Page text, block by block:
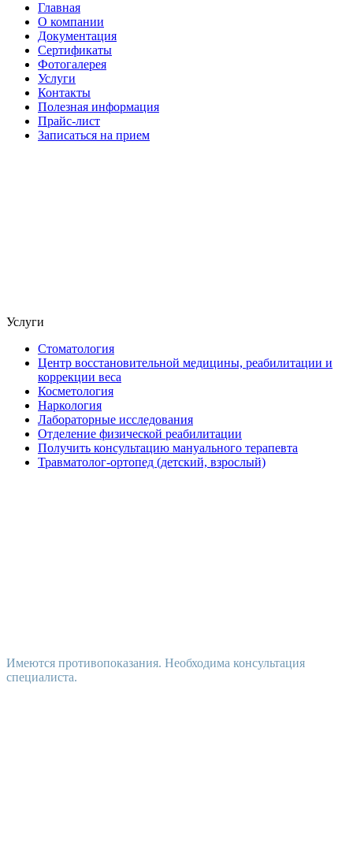
Главная
О компании
Документация
Сертификаты
Фотогалерея
Услуги
Контакты
Полезная информация
Прайс-лист
Записаться на прием
Услуги
Стоматология
Центр восстановительной медицины, реабилитации и
коррекции веса
Косметология
Наркология
Лабораторные исследования
Отделение физической реабилитации
Получить консультацию мануального терапевта
Травматолог-ортопед (детский, взрослый)
Имеются противопоказания. Необходима консультация
специалиста.